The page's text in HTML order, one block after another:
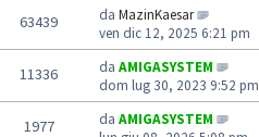
63439 da MazinKaesar
ven dic 12, 2025 6:21 pm
11336 da AMIGASYSTEM
dom lug 30, 2023 9:52 pm
1977 da AMIGASYSTEM